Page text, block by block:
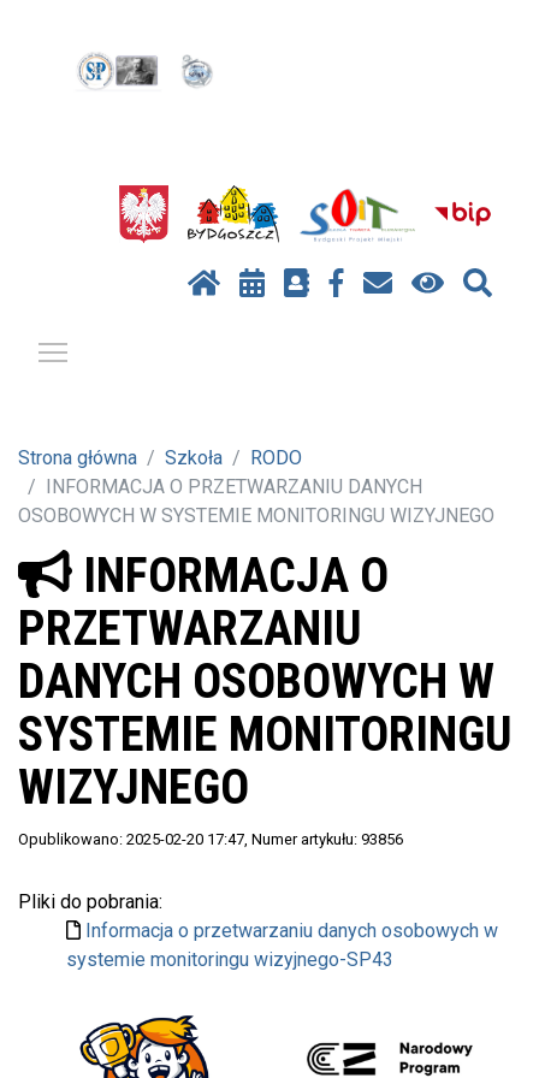
Strona główna Szkoła
RODO
INFORMACJA O PRZETWARZANIU DANYCH
OSOBOWYCH W SYSTEMIE MONITORINGU WIZYJNEGO
INFORMACJA O
PRZETWARZANIU
DANYCH OSOBOWYCH W
SYSTEMIE MONITORINGU
WIZYJNEGO
Opublikowano: 2025-02-20 17:47 , Numer artykułu: 93856
Pliki do pobrania:
Informacja o przetwarzaniu danych osobowych w
systemie monitoringu wizyjnego-SP43